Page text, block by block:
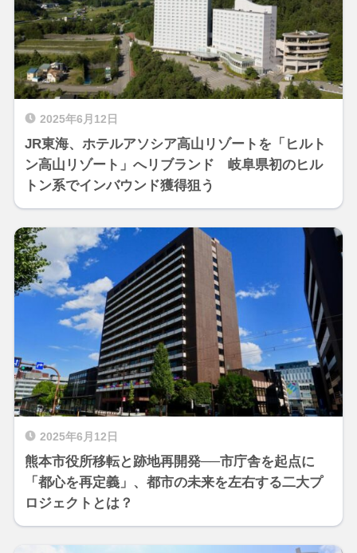
2025年6月12日
JR東海、ホテルアソシア高山リゾートを「ヒルト
ン高山リゾート」へリブランド 岐阜県初のヒル
トン系でインバウンド獲得狙う
2025年6月12日
熊本市役所移転と跡地再開発──市庁舎を起点に
「都心を再定義」、都市の未来を左右する二大プ
ロジェクトとは？